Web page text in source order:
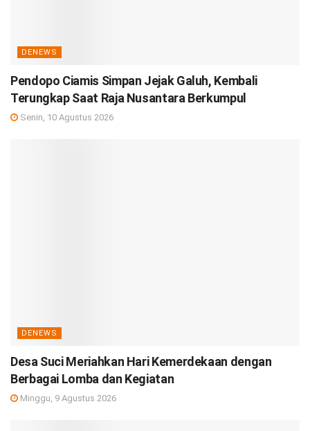
DENEWS
Pendopo Ciamis Simpan Jejak Galuh, Kembali
Terungkap Saat Raja Nusantara Berkumpul
Senin, 10 Agustus 2026
DENEWS
Desa Suci Meriahkan Hari Kemerdekaan dengan
Berbagai Lomba dan Kegiatan
Minggu, 9 Agustus 2026